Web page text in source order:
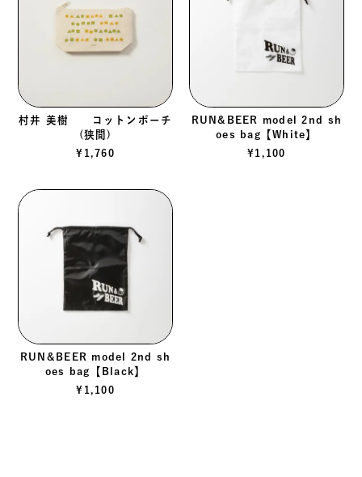
村井 美樹 コットンポーチ
(狭間)
¥ 1,760
RUN&BEER model 2nd sh
oes bag【White】
¥1,100
RUN&BEER model 2nd sh
oes bag【Black】
¥ 1,100